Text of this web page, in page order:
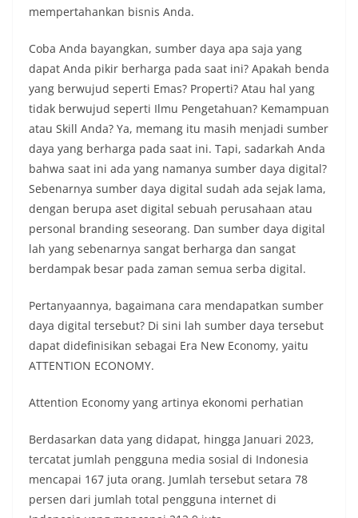
mempertahankan bisnis Anda.
Coba Anda bayangkan, sumber daya apa saja yang
dapat Anda pikir berharga pada saat ini? Apakah benda
yang berwujud seperti Emas? Properti? Atau hal yang
tidak berwujud seperti Ilmu Pengetahuan? Kemampuan
atau Skill Anda? Ya, memang itu masih menjadi sumber
daya yang berharga pada saat ini. Tapi, sadarkah Anda
bahwa saat ini ada yang namanya sumber daya digital?
Sebenarnya sumber daya digital sudah ada sejak lama,
dengan berupa aset digital sebuah perusahaan atau
personal branding seseorang. Dan sumber daya digital
lah yang sebenarnya sangat berharga dan sangat
berdampak besar pada zaman semua serba digital.
Pertanyaannya, bagaimana cara mendapatkan sumber
daya digital tersebut? Di sini lah sumber daya tersebut
dapat didefinisikan sebagai Era New Economy, yaitu
ATTENTION ECONOMY.
Attention Economy yang artinya ekonomi perhatian
Berdasarkan data yang didapat, hingga Januari 2023,
tercatat jumlah pengguna media sosial di Indonesia
mencapai 167 juta orang. Jumlah tersebut setara 78
persen dari jumlah total pengguna internet di